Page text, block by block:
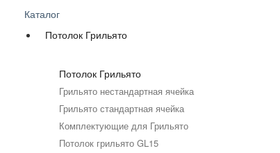
Каталог
Потолок Грильято
Потолок Грильято
Грильято нестандартная ячейка
Грильято стандартная ячейка
Комплектующие для Грильято
Потолок грильято GL15